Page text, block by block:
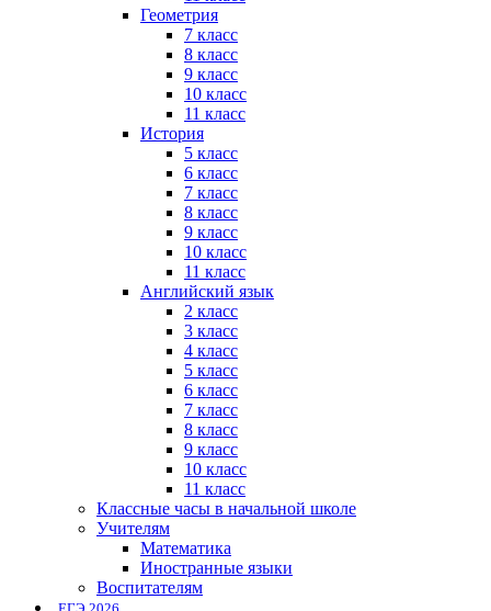
Геометрия
7 класс
8 класс
9 класс
10 класс
11 класс
История
5 класс
6 класс
7 класс
8 класс
9 класс
10 класс
11 класс
Английский язык
2 класс
3 класс
4 класс
5 класс
6 класс
7 класс
8 класс
9 класс
10 класс
11 класс
Классные часы в начальной школе
Учителям
Математика
Иностранные языки
Воспитателям